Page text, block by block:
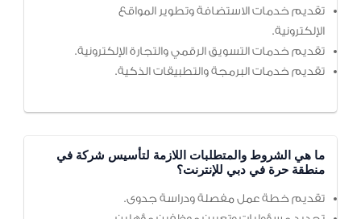
تقديم خدمات الاستضافة وتطوير المواقع
الإلكترونية.
تقديم خدمات التسويق الرقمي والتجارة الإلكترونية.
تقديم خدمات البرمجة والتطبيقات الذكية.
ما هي الشروط والمتطلبات اللازمة لتأسيس شركة في
منطقة حرة في دبي للإنترنت؟
تقديم خطة عمل مفصلة ودراسة جدوى.